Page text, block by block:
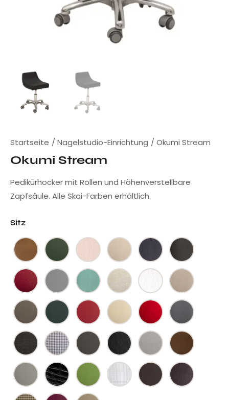
Startseite Nagelstudio-Einrichtung Okumi Stream
Okumi Stream
Pedikürhocker mit Rollen und Höhenverstellbare
Zapfsäule. Alle Skai-Farben erhältlich.
Sitz